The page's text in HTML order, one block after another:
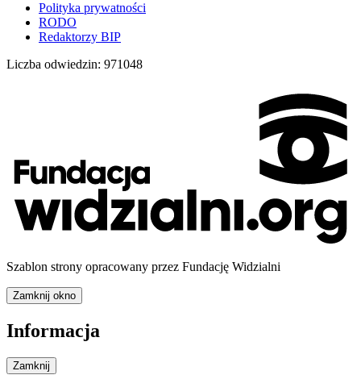
Polityka prywatności
RODO
Redaktorzy BIP
Liczba odwiedzin: 971048
Szablon strony opracowany przez Fundację Widzialni
Zamknij okno
Informacja
Zamknij